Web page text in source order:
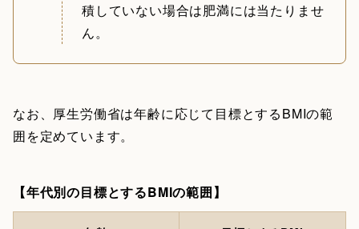
積していない場合は肥満には当たりませ
ん。
なお、厚生労働省は年齢に応じて目標とするBMIの範
囲を定めています。
【年代別の目標とするBMIの範囲】